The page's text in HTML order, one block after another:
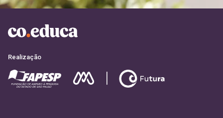
CADASTRE-SE
Realização